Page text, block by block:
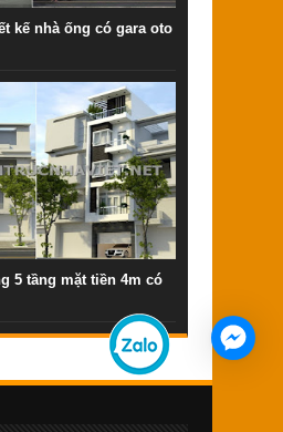
kế nhà ống có gara oto
5 tầng mặt tiền 4m có